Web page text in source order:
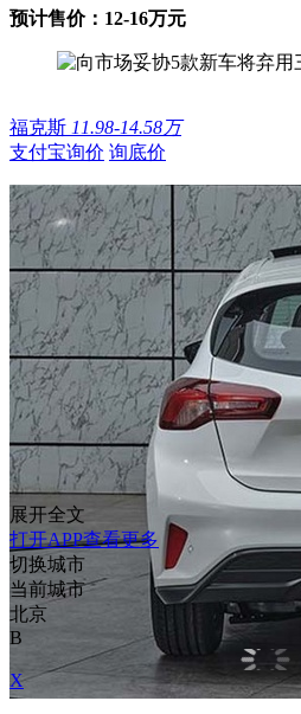
预计售价：12-16万元
福克斯 11.98-14.58万
支付宝询价 询底价
展开全文
打开APP查看更多
切换城市
当前城市
北京
B
X